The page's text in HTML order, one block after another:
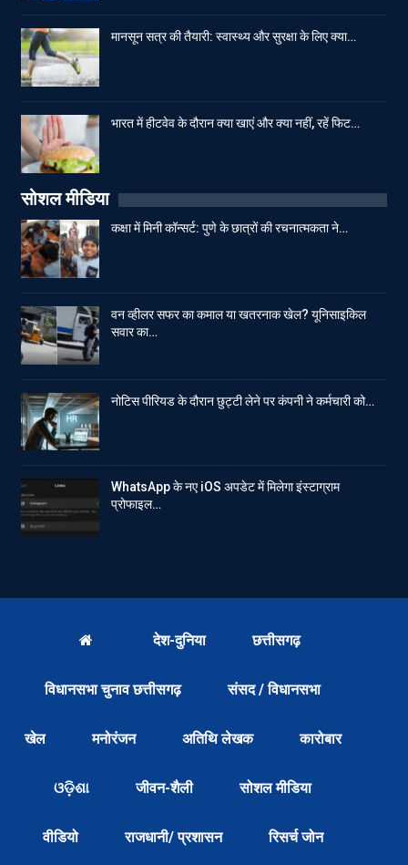
मानसून सत्र की तैयारी: स्वास्थ्य और सुरक्षा के लिए क्या…
भारत में हीटवेव के दौरान क्या खाएं और क्या नहीं, रहें फिट…
सोशल मीडिया
कक्षा में मिनी कॉन्सर्ट: पुणे के छात्रों की रचनात्मकता ने…
वन व्हीलर सफर का कमाल या खतरनाक खेल? यूनिसाइकिल
सवार का…
नोटिस पीरियड के दौरान छुट्टी लेने पर कंपनी ने कर्मचारी को…
WhatsApp के नए iOS अपडेट में मिलेगा इंस्टाग्राम
प्रोफाइल…
देश-दुनिया छत्तीसगढ़
विधानसभा चुनाव छत्तीसगढ़ संसद / विधानसभा
खेल मनोरंजन अतिथि लेखक कारोबार
ଓଡ଼ିଶା जीवन-शैली सोशल मीडिया
वीडियो राजधानी/ प्रशासन रिसर्च जोन